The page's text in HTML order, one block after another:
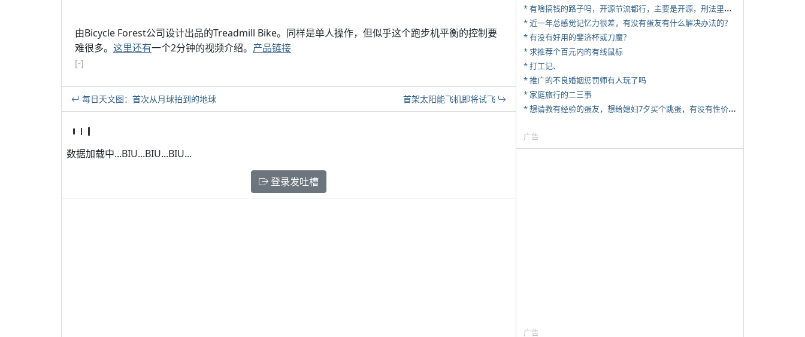
由Bicycle Forest公司设计出品的Treadmill Bike。同样是单人操作，但似乎这个跑步机平衡的控制要
难很多。 这里还有一个2分钟的视频介绍。 产品链接
[-]
每日天文图：首次从月球拍到的地球 首架太阳能飞机即将试飞
数据加载中...BIU...BIU...BIU...
登录发吐槽
*
有啥搞钱的路子吗，开源节流都行，主要是开源，刑法里的咱不做
* 近一年总感觉记忆力很差，有没有蛋友有什么解决办法的？
* 有没有好用的斐济杯或刀魔？
* 求推荐个百元内的有线鼠标
* 打工记、
* 推广的不良婚姻惩罚师有人玩了吗
* 家庭旅行的二三事
*
想请教有经验的蛋友，想给媳妇7夕买个跳蛋，有没有性价比高的推荐
广告
广告